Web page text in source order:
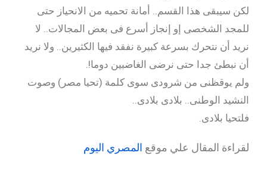
لكن سيبقى هذا القسم.. أمانة تحميه من الانحياز حتى
للمجد الشخصى إو إنجاز أسرع فى بعض المجالات.. لا
نريد أن نتحرك بسرعة كبيرة نفقد فيها الكثيرين.. ولا نريد
أن نبطئ جدا حتى نرضى الغاضبين دوما!.
ولم يوقظنى من شرودى سوى كلمة (تحيا مصر) وصوت
النشيد الوطنى.. بلادى بلادى..
فلتحيا بلادى.
لقراءة المقال علي موقع المصري اليوم